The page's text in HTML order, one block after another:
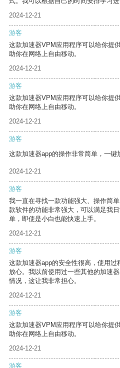
2024-12-21
游客
这款加速器VPM应用程序可以给你提
助你在网络上自由移动。
2024-12-21
游客
这款加速器VPM应用程序可以给你提
助你在网络上自由移动。
2024-12-21
游客
这款加速器app的操作非常简单，一键
2024-12-21
游客
我一直在寻找一款功能强大、操作简
款软件的功能非常强大，可以满足我
单，即使是小白也能快速上手。
2024-12-21
游客
这款加速器app的安全性很高，使用
放心。我以前使用过一些其他的加速
情况，这让我非常担心。
2024-12-21
游客
这款加速器VPM应用程序可以给你提
助你在网络上自由移动。
2024-12-21
游客